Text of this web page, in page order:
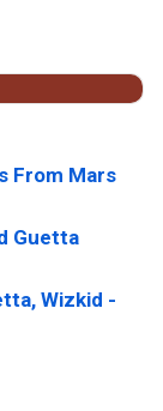
From Mars
Guetta
Wizkid -